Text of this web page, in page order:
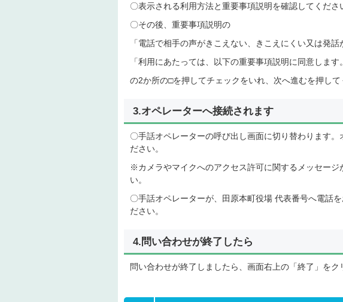
〇表示される利用方法と重要事項説明を確認してくださ
〇その後、重要事項説明の
「電話で相手の声がきこえない、きこえにくい又は発話
「利用にあたっては、以下の重要事項説明に同意します
の2か所の□を押してチェックをいれ、次へ進むを押して
3.オペレーターへ接続されます
〇手話オペレーターの呼び出し画面に切り替わります
ださい。
※カメラやマイクへのアクセス許可に関するメッセー
い。
〇手話オペレーターが、田原本町役場 代表番号へ電話
ださい。
4.問い合わせが終了したら
問い合わせが終了しましたら、画面右上の「終了」を